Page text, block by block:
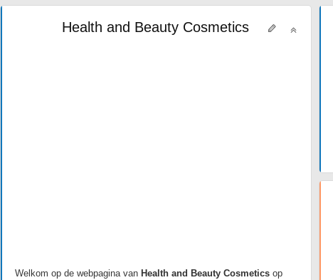
Health and Beauty Cosmetics
Welkom op de webpagina van Health and Beauty Cosmetics op